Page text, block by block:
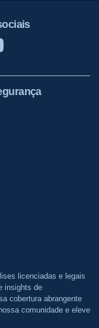
licenciadas e legais
insights de
cobertura abrangente
comunidade e eleve